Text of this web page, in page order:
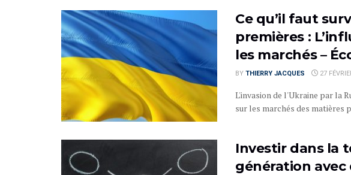
Ce qu’il faut
premières :
les marchés –
BY THIERRY JACQUES 27
L'invasion de l'Ukraine par la
sur les marchés des matières
Investir dans la
génération avec